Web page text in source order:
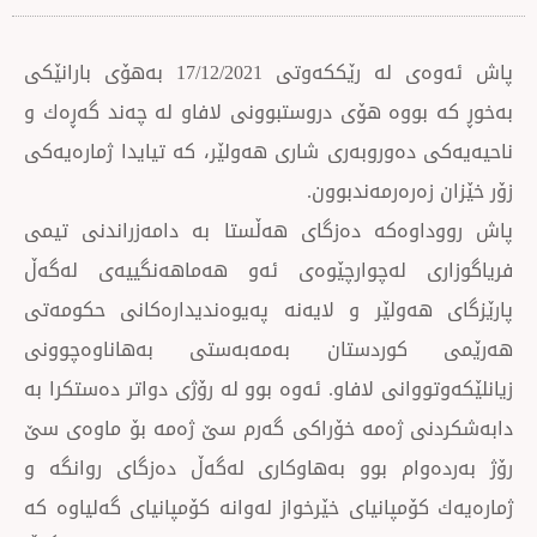
پاش ئەوەی لە رێككەوتی 17/12/2021 بەهۆی بارانێكی
هۆی دروستبوونی لافاو لە چەند گەڕەك و
شاری هەولێر، كە تیایدا ژمارەیەكی
دەزگای هەڵستا بە دامەزراندنی تیمی
لەچوارچێوەی ئەو هەماهەنگییەی لەگەڵ
و لایەنە پەیوەندیدارەكانی حكومەتی
بەمەبەستی بەهاناوەچوونی
لافاو. ئەوە بوو لە رۆژی دواتر دەستكرا بە
ژەمە خۆراكی گەرم سێ ژەمە بۆ ماوەی سێ
بوو بەهاوكاری لەگەڵ دەزگای روانگە و
خێرخواز لەوانە كۆمپانیای گەلیاوە كە